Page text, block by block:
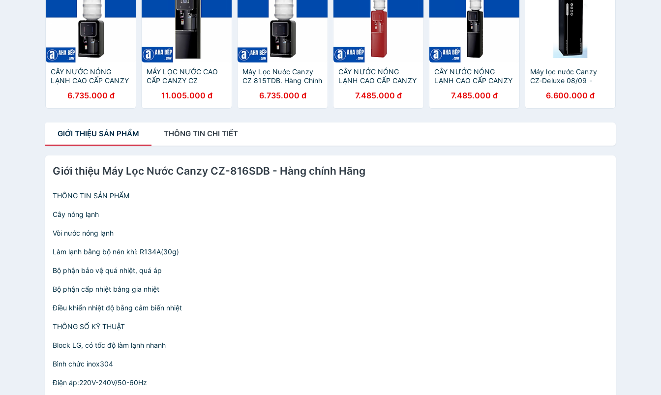
CÂY NƯỚC NÓNG
LẠNH CAO CẤP CANZY
CHÍNH HÃNG
6.735.000 đ
MÁY LỌC NƯỚC CAO
CẤP CANZY CZ
Hãng11.005.000 đ
Máy Lọc Nước Canzy
CZ 815TDB. Hàng Chính
6.735.000 đ
CÂY NƯỚC NÓNG
LẠNH CAO CẤP CANZY
Hãng7.485.000 đ
CÂY NƯỚC NÓNG
LẠNH CAO CẤP CANZY
chính hãng
7.485.000 đ
Máy lọc nước Canzy
CZ-Deluxe 08/09 -
6.600.000 đ
GIỚI THIỆU SẢN PHẨM THÔNG TIN CHI TIẾT
Giới thiệu Máy Lọc Nước Canzy CZ-816SDB - Hàng chính Hãng
THÔNG TIN SẢN PHẨM
Cây nóng lạnh
Vòi nước nóng lạnh
Làm lạnh bằng bộ nén khí: R134A(30g)
Bộ phận bảo vệ quá nhiệt, quá áp
Bộ phận cấp nhiệt bằng gia nhiệt
Điều khiển nhiệt độ bằng cảm biến nhiệt
THÔNG SỐ KỸ THUẬT
Block LG, có tốc độ làm lạnh nhanh
Bình chức inox304
Điện áp:220V-240V/50-60Hz